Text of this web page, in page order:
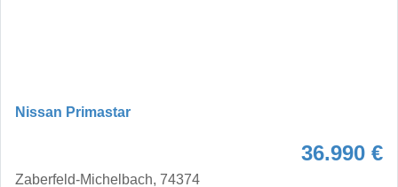
Nissan Primastar
36.990 €
Zaberfeld-Michelbach, 74374